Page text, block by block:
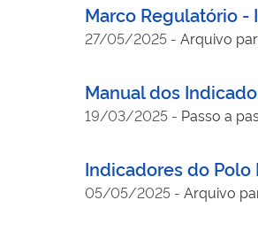
Marco Regulatório -
27/05/2025 - Arquivo
Manual dos
19/03/2025 - Passo a
Indicadores do
05/05/2025 - Arquivo